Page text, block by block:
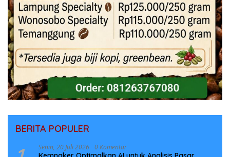
BERITA POPULER
Senin, 20 Juli 2026 0 Komentar